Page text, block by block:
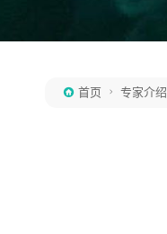
 首页  专家介绍